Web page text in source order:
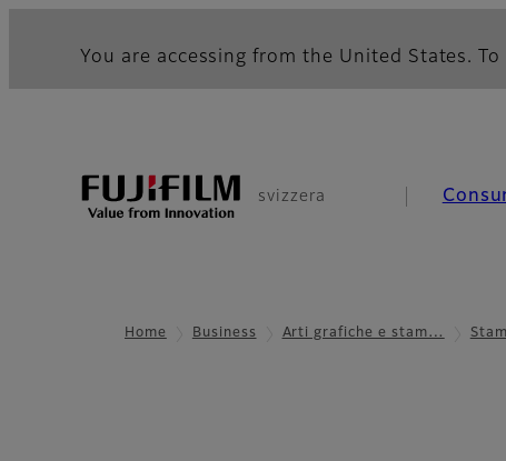
You are accessing from the United States.
svizzera
Home Business Arti grafiche e stam…